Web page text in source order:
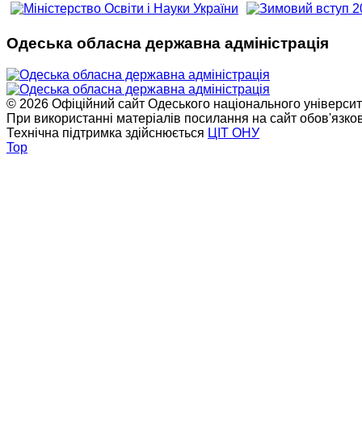
Одеська обласна державна адміністрація
© 2026 Офіційний сайт Одеського національного
При використанні матеріалів посилання на сайт
Технічна підтримка здійснюється ЦІТ ОНУ
Top